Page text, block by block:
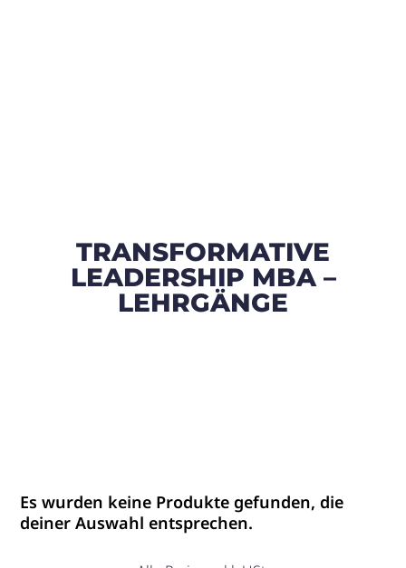
TRANSFORMATIVE
LEADERSHIP MBA –
LEHRGÄNGE
Es wurden keine Produkte gefunden, die
deiner Auswahl entsprechen.